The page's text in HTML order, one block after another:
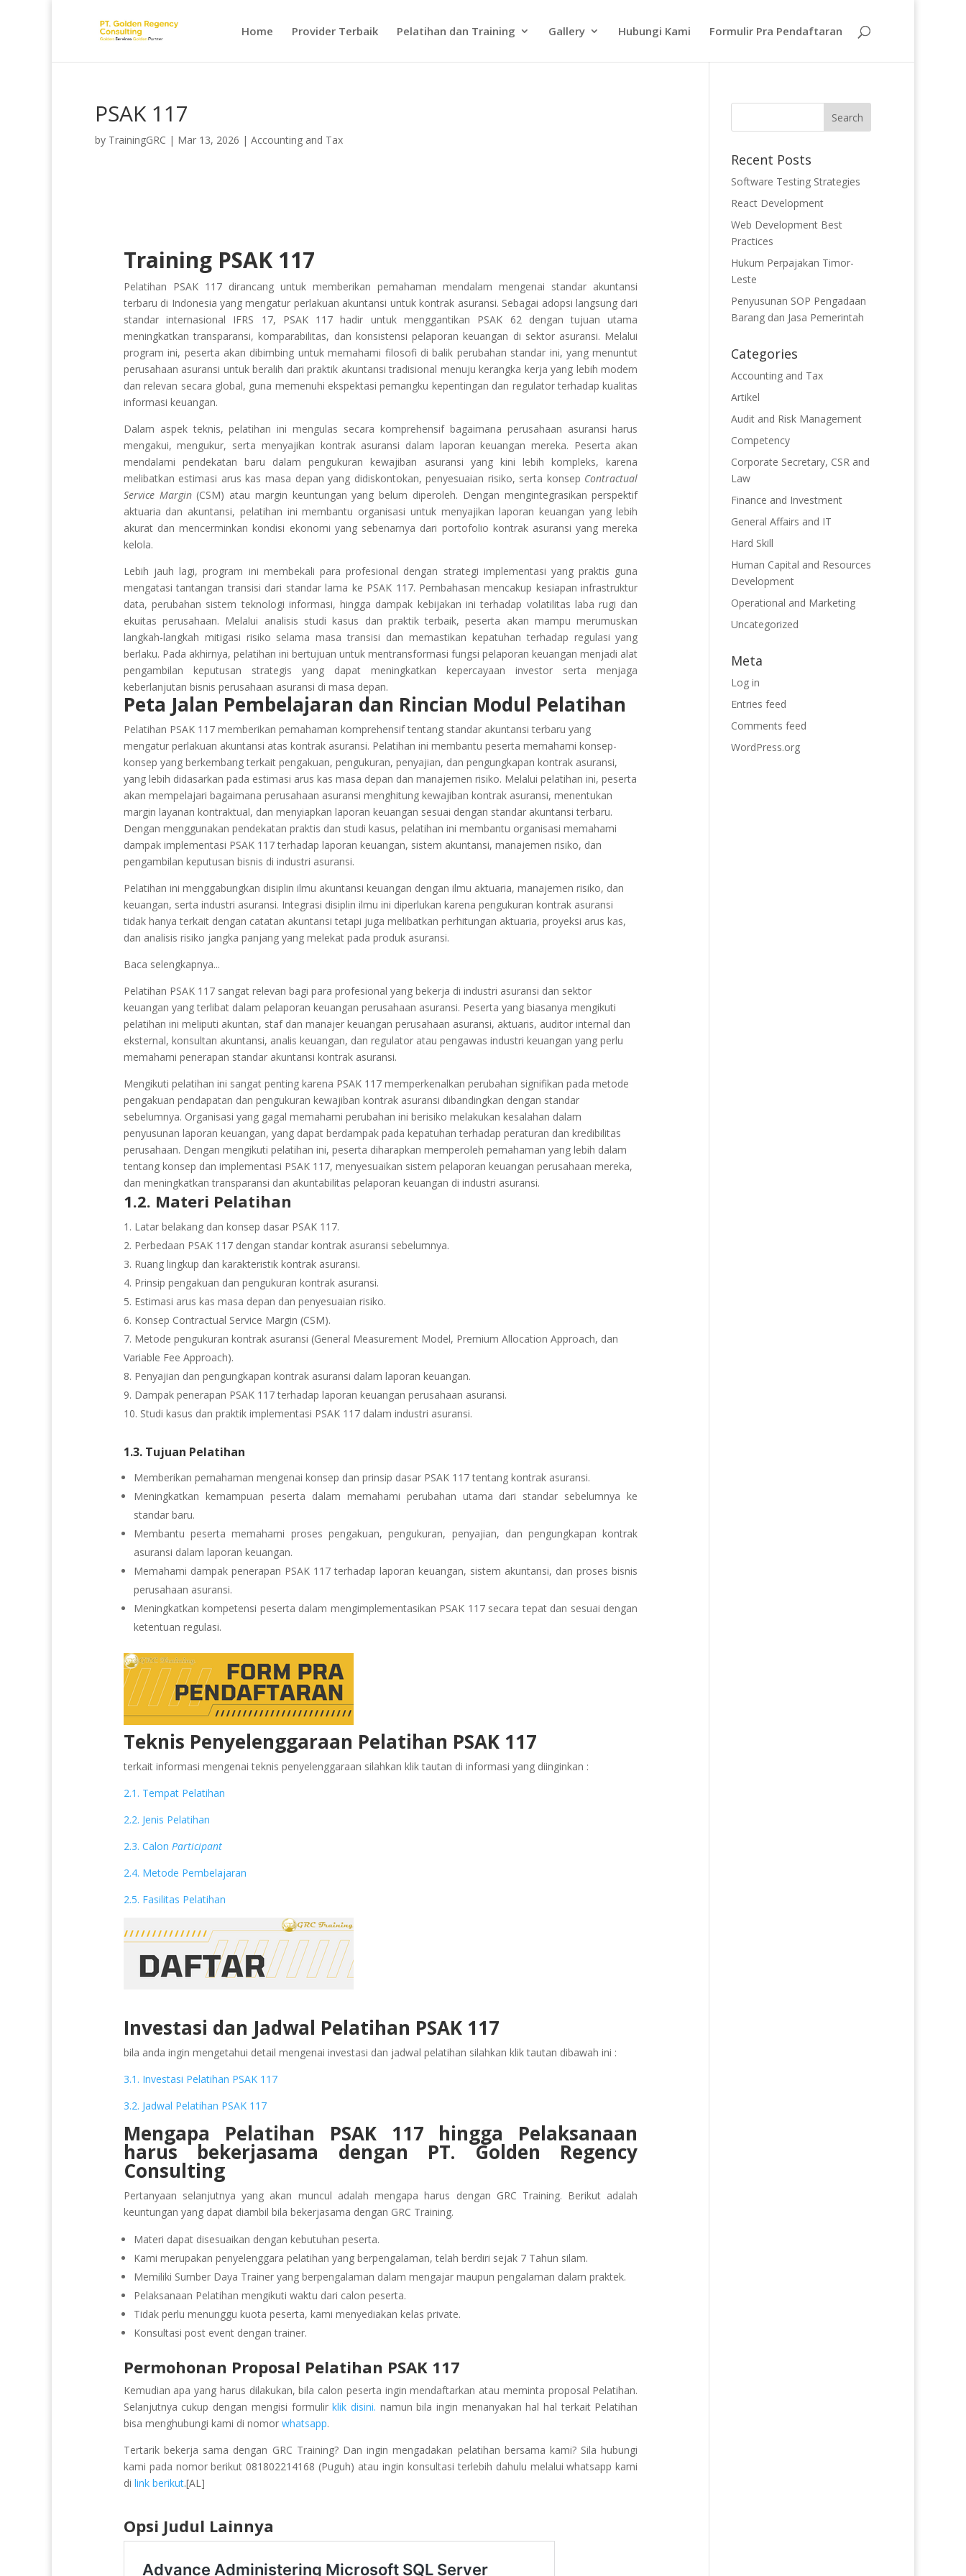
Home Provider Terbaik Pelatihan dan Training Gallery Hubungi Kami Formulir Pra Pendaftaran
PSAK 117
by TrainingGRC | Mar 13, 2026 | Accounting and Tax
Training PSAK 117
Pelatihan PSAK 117 dirancang untuk memberikan pemahaman mendalam mengenai standar akuntansi
terbaru di Indonesia yang mengatur perlakuan akuntansi untuk kontrak asuransi. Sebagai adopsi langsung dari
standar internasional IFRS 17, PSAK 117 hadir untuk menggantikan PSAK 62 dengan tujuan utama
meningkatkan transparansi, komparabilitas, dan konsistensi pelaporan keuangan di sektor asuransi. Melalui
program ini, peserta akan dibimbing untuk memahami filosofi di balik perubahan standar ini, yang menuntut
perusahaan asuransi untuk beralih dari praktik akuntansi tradisional menuju kerangka kerja yang lebih modern
dan relevan secara global, guna memenuhi ekspektasi pemangku kepentingan dan regulator terhadap kualitas
informasi keuangan.
Dalam aspek teknis, pelatihan ini mengulas secara komprehensif bagaimana perusahaan asuransi harus
mengakui, mengukur, serta menyajikan kontrak asuransi dalam laporan keuangan mereka. Peserta akan
mendalami pendekatan baru dalam pengukuran kewajiban asuransi yang kini lebih kompleks, karena
melibatkan estimasi arus kas masa depan yang didiskontokan, penyesuaian risiko, serta konsep Contractual
Service Margin(CSM) atau margin keuntungan yang belum diperoleh. Dengan mengintegrasikan perspektif
aktuaria dan akuntansi, pelatihan ini membantu organisasi untuk menyajikan laporan keuangan yang lebih
akurat dan mencerminkan kondisi ekonomi yang sebenarnya dari portofolio kontrak asuransi yang mereka
kelola.
Lebih jauh lagi, program ini membekali para profesional dengan strategi implementasi yang praktis guna
mengatasi tantangan transisi dari standar lama ke PSAK 117. Pembahasan mencakup kesiapan infrastruktur
data, perubahan sistem teknologi informasi, hingga dampak kebijakan ini terhadap volatilitas laba rugi dan
ekuitas perusahaan. Melalui analisis studi kasus dan praktik terbaik, peserta akan mampu merumuskan
langkah-langkah mitigasi risiko selama masa transisi dan memastikan kepatuhan terhadap regulasi yang
berlaku. Pada akhirnya, pelatihan ini bertujuan untuk mentransformasi fungsi pelaporan keuangan menjadi alat
pengambilan keputusan strategis yang dapat meningkatkan kepercayaan investor serta menjaga
keberlanjutan bisnis perusahaan asuransi di masa depan.
Peta Jalan Pembelajaran dan Rincian Modul Pelatihan
Pelatihan PSAK 117 memberikan pemahaman komprehensif tentang standar akuntansi terbaru yang
mengatur perlakuan akuntansi atas kontrak asuransi. Pelatihan ini membantu peserta memahami konsep-
konsep yang berkembang terkait pengakuan, pengukuran, penyajian, dan pengungkapan kontrak asuransi,
yang lebih didasarkan pada estimasi arus kas masa depan dan manajemen risiko. Melalui pelatihan ini, peserta
akan mempelajari bagaimana perusahaan asuransi menghitung kewajiban kontrak asuransi, menentukan
margin layanan kontraktual, dan menyiapkan laporan keuangan sesuai dengan standar akuntansi terbaru.
Dengan menggunakan pendekatan praktis dan studi kasus, pelatihan ini membantu organisasi memahami
dampak implementasi PSAK 117 terhadap laporan keuangan, sistem akuntansi, manajemen risiko, dan
pengambilan keputusan bisnis di industri asuransi.
Pelatihan ini menggabungkan disiplin ilmu akuntansi keuangan dengan ilmu aktuaria, manajemen risiko, dan
keuangan, serta industri asuransi. Integrasi disiplin ilmu ini diperlukan karena pengukuran kontrak asuransi
tidak hanya terkait dengan catatan akuntansi tetapi juga melibatkan perhitungan aktuaria, proyeksi arus kas,
dan analisis risiko jangka panjang yang melekat pada produk asuransi.
Baca selengkapnya...
Pelatihan PSAK 117 sangat relevan bagi para profesional yang bekerja di industri asuransi dan sektor
keuangan yang terlibat dalam pelaporan keuangan perusahaan asuransi. Peserta yang biasanya mengikuti
pelatihan ini meliputi akuntan, staf dan manajer keuangan perusahaan asuransi, aktuaris, auditor internal dan
eksternal, konsultan akuntansi, analis keuangan, dan regulator atau pengawas industri keuangan yang perlu
memahami penerapan standar akuntansi kontrak asuransi.
Mengikuti pelatihan ini sangat penting karena PSAK 117 memperkenalkan perubahan signifikan pada metode
pengakuan pendapatan dan pengukuran kewajiban kontrak asuransi dibandingkan dengan standar
sebelumnya. Organisasi yang gagal memahami perubahan ini berisiko melakukan kesalahan dalam
penyusunan laporan keuangan, yang dapat berdampak pada kepatuhan terhadap peraturan dan kredibilitas
perusahaan. Dengan mengikuti pelatihan ini, peserta diharapkan memperoleh pemahaman yang lebih dalam
tentang konsep dan implementasi PSAK 117, menyesuaikan sistem pelaporan keuangan perusahaan mereka,
dan meningkatkan transparansi dan akuntabilitas pelaporan keuangan di industri asuransi.
1.2. Materi Pelatihan
Latar belakang dan konsep dasar PSAK 117.
Perbedaan PSAK 117 dengan standar kontrak asuransi sebelumnya.
Ruang lingkup dan karakteristik kontrak asuransi.
Prinsip pengakuan dan pengukuran kontrak asuransi.
Estimasi arus kas masa depan dan penyesuaian risiko.
Konsep Contractual Service Margin (CSM).
Metode pengukuran kontrak asuransi (General Measurement Model, Premium Allocation Approach, dan
Variable Fee Approach).
Penyajian dan pengungkapan kontrak asuransi dalam laporan keuangan.
Dampak penerapan PSAK 117 terhadap laporan keuangan perusahaan asuransi.
Studi kasus dan praktik implementasi PSAK 117 dalam industri asuransi.
1.3. Tujuan Pelatihan
Memberikan pemahaman mengenai konsep dan prinsip dasar PSAK 117 tentang kontrak asuransi.
Meningkatkan kemampuan peserta dalam memahami perubahan utama dari standar sebelumnya ke
standar baru.
Membantu peserta memahami proses pengakuan, pengukuran, penyajian, dan pengungkapan kontrak
asuransi dalam laporan keuangan.
Memahami dampak penerapan PSAK 117 terhadap laporan keuangan, sistem akuntansi, dan proses bisnis
perusahaan asuransi.
Meningkatkan kompetensi peserta dalam mengimplementasikan PSAK 117 secara tepat dan sesuai dengan
ketentuan regulasi.
Teknis Penyelenggaraan Pelatihan PSAK 117
terkait informasi mengenai teknis penyelenggaraan silahkan klik tautan di informasi yang diinginkan :
2.1. Tempat Pelatihan
2.2. Jenis Pelatihan
2.3. Calon Participant
2.4. Metode Pembelajaran
2.5. Fasilitas Pelatihan
Investasi dan Jadwal Pelatihan PSAK 117
bila anda ingin mengetahui detail mengenai investasi dan jadwal pelatihan silahkan klik tautan dibawah ini :
3.1. Investasi Pelatihan PSAK 117
3.2. Jadwal Pelatihan PSAK 117
Mengapa Pelatihan PSAK 117 hingga Pelaksanaan
harus bekerjasama dengan PT. Golden Regency
Consulting
Pertanyaan selanjutnya yang akan muncul adalah mengapa harus dengan GRC Training. Berikut adalah
keuntungan yang dapat diambil bila bekerjasama dengan GRC Training.
Materi dapat disesuaikan dengan kebutuhan peserta.
Kami merupakan penyelenggara pelatihan yang berpengalaman, telah berdiri sejak 7 Tahun silam.
Memiliki Sumber Daya Trainer yang berpengalaman dalam mengajar maupun pengalaman dalam praktek.
Pelaksanaan Pelatihan mengikuti waktu dari calon peserta.
Tidak perlu menunggu kuota peserta, kami menyediakan kelas private.
Konsultasi post event dengan trainer.
Permohonan Proposal Pelatihan PSAK 117
Kemudian apa yang harus dilakukan, bila calon peserta ingin mendaftarkan atau meminta proposal Pelatihan.
Selanjutnya cukup dengan mengisi formulirklik disini. namun bila ingin menanyakan hal hal terkait Pelatihan
bisa menghubungi kami di nomor whatsapp.
Tertarik bekerja sama dengan GRC Training? Dan ingin mengadakan pelatihan bersama kami? Sila hubungi
kami pada nomor berikut 081802214168 (Puguh) atau ingin konsultasi terlebih dahulu melalui whatsapp kami
di link berikut.[AL]
Opsi Judul Lainnya
Recent Posts
Software Testing Strategies
React Development
Web Development Best
Practices
Hukum Perpajakan Timor-
Leste
Penyusunan SOP Pengadaan
Barang dan Jasa Pemerintah
Categories
Accounting and Tax
Artikel
Audit and Risk Management
Competency
Corporate Secretary, CSR and
Law
Finance and Investment
General Affairs and IT
Hard Skill
Human Capital and Resources
Development
Operational and Marketing
Uncategorized
Meta
Log in
Entries feed
Comments feed
WordPress.org